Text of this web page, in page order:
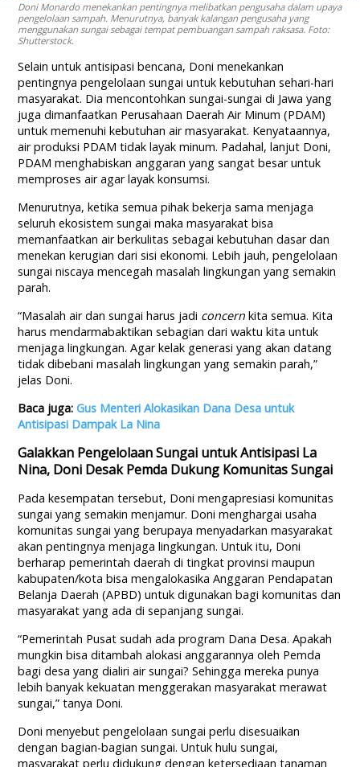
Doni Monardo menekankan pentingnya melibatkan pengusaha dalam upaya
pengelolaan sampah. Menurutnya, banyak kalangan pengusaha yang
menggunakan sungai sebagai tempat pembuangan sampah raksasa. Foto:
Shutterstock.
Selain untuk antisipasi bencana, Doni menekankan
pentingnya pengelolaan sungai untuk kebutuhan sehari-hari
masyarakat. Dia mencontohkan sungai-sungai di Jawa yang
juga dimanfaatkan Perusahaan Daerah Air Minum (PDAM)
untuk memenuhi kebutuhan air masyarakat. Kenyataannya,
air produksi PDAM tidak layak minum. Padahal, lanjut Doni,
PDAM menghabiskan anggaran yang sangat besar untuk
memproses air agar layak konsumsi.
Menurutnya, ketika semua pihak bekerja sama menjaga
seluruh ekosistem sungai maka masyarakat bisa
memanfaatkan air berkulitas sebagai kebutuhan dasar dan
menekan kerugian dari sisi ekonomi. Lebih jauh, pengelolaan
sungai niscaya mencegah masalah lingkungan yang semakin
parah.
“Masalah air dan sungai harus jadi concern kita semua. Kita
harus mendarmabaktikan sebagian dari waktu kita untuk
menjaga lingkungan. Agar kelak generasi yang akan datang
tidak dibebani masalah lingkungan yang semakin parah,”
jelas Doni.
Baca juga:Gus Menteri Alokasikan Dana Desa untuk
Antisipasi Dampak La Nina
Galakkan Pengelolaan Sungai untuk Antisipasi La
Nina, Doni Desak Pemda Dukung Komunitas Sungai
Pada kesempatan tersebut, Doni mengapresiasi komunitas
sungai yang semakin menjamur. Doni menghargai usaha
komunitas sungai yang berupaya menyadarkan masyarakat
akan pentingnya menjaga lingkungan. Untuk itu, Doni
berharap pemerintah daerah di tingkat provinsi maupun
kabupaten/kota bisa mengalokasika Anggaran Pendapatan
Belanja Daerah (APBD) untuk digunakan bagi komunitas dan
masyarakat yang ada di sepanjang sungai.
“Pemerintah Pusat sudah ada program Dana Desa. Apakah
mungkin bisa ditambah alokasi anggarannya oleh Pemda
bagi desa yang dialiri air sungai? Sehingga mereka punya
lebih banyak kekuatan menggerakan masyarakat merawat
sungai,” tanya Doni.
Doni menyebut pengelolaan sungai perlu disesuaikan
dengan bagian-bagian sungai. Untuk hulu sungai,
masyarakat perlu didukung dengan ketersediaan tanaman